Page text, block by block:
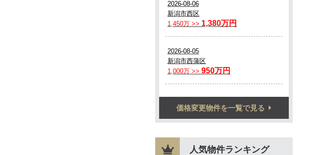
価格変更物件を一覧で見る
人気物件ランキング